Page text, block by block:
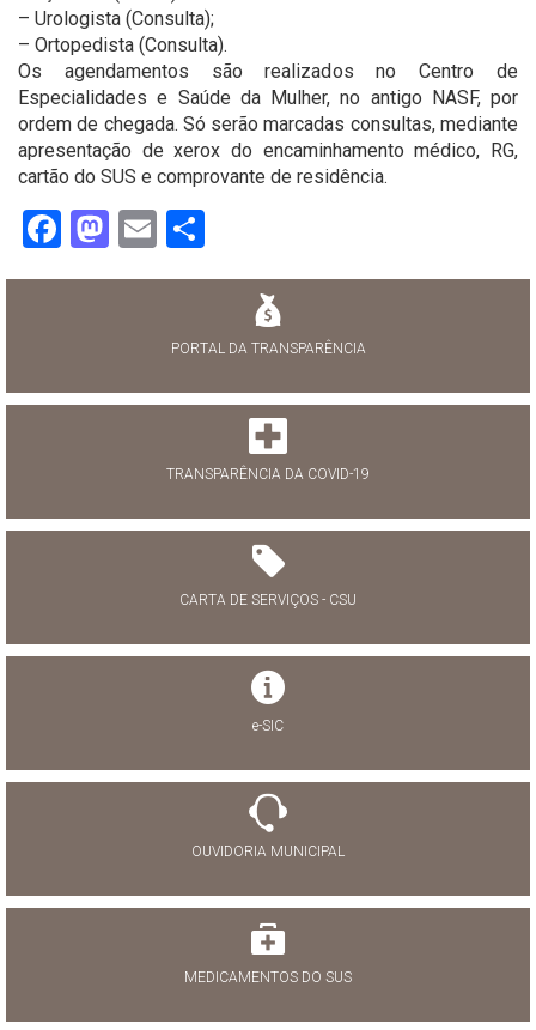
– Urologista (Consulta);
– Ortopedista (Consulta).
Os agendamentos são realizados no Centro de
Especialidades e Saúde da Mulher, no antigo NASF, por
ordem de chegada. Só serão marcadas consultas, mediante
apresentação de xerox do encaminhamento médico, RG,
cartão do SUS e comprovante de residência.
Facebook
Mastodon
Email
PORTAL DA TRANSPARÊNCIA
TRANSPARÊNCIA DA COVID-19
CARTA DE SERVIÇOS - CSU
e-SIC
OUVIDORIA MUNICIPAL
MEDICAMENTOS DO SUS